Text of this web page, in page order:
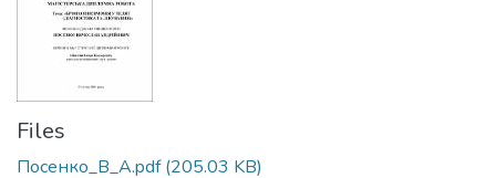
Files
Посенко_В_А.pdf(205.03 KB)